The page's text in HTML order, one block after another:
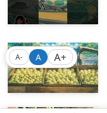
A- A A+